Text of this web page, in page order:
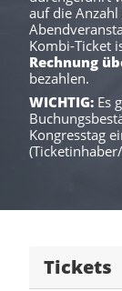
auf die
Kombi-Ticket
Rechnung
bezahlen.
WICHTIG: Es
Kongresstag
Tickets